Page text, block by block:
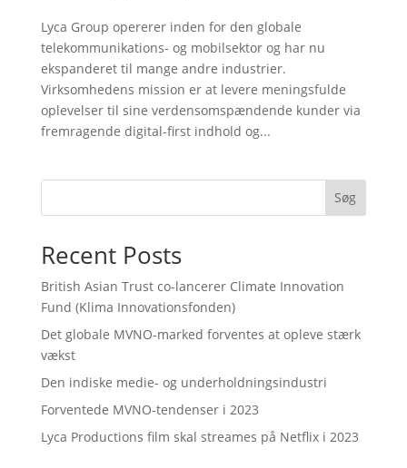
Lyca Group opererer inden for den globale
telekommunikations- og mobilsektor og har nu
ekspanderet til mange andre industrier.
Virksomhedens mission er at levere meningsfulde
oplevelser til sine verdensomspændende kunder via
fremragende digital-first indhold og...
Søg
Recent Posts
British Asian Trust co-lancerer Climate Innovation
Fund (Klima Innovationsfonden)
Det globale MVNO-marked forventes at opleve stærk
vækst
Den indiske medie- og underholdningsindustri
Forventede MVNO-tendenser i 2023
Lyca Productions film skal streames på Netflix i 2023